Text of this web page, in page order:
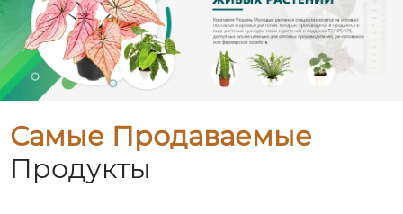
Самые Продаваемые
Продукты